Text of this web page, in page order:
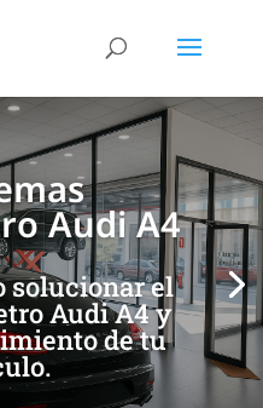
Audi A4
solucionar el
Audi A4 y
de tu